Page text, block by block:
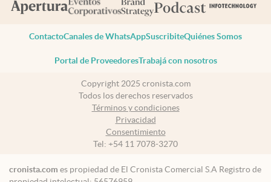
ContactoCanales de WhatsAppSuscribiteQuiénes Somos
Portal de ProveedoresTrabajá con nosotros
Copyright 2025 cronista.com
Todos los derechos reservados
Términos y condiciones
Privacidad
Consentimiento
Tel: +54 11 7078-3270
cronista.com es propiedad de El Cronista Comercial S.A Registro de